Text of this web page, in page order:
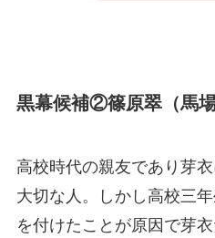
黒幕候補②篠原翠（馬場
高校時代の親友であり芽
大切な人。しかし高校三
を付けたことが原因で芽